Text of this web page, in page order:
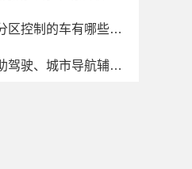
国五排放标准、温度分区控制的车有哪些？哪款值得买？
三电机、高速导航辅助驾驶、城市导航辅助驾驶车型推荐，买哪款好？